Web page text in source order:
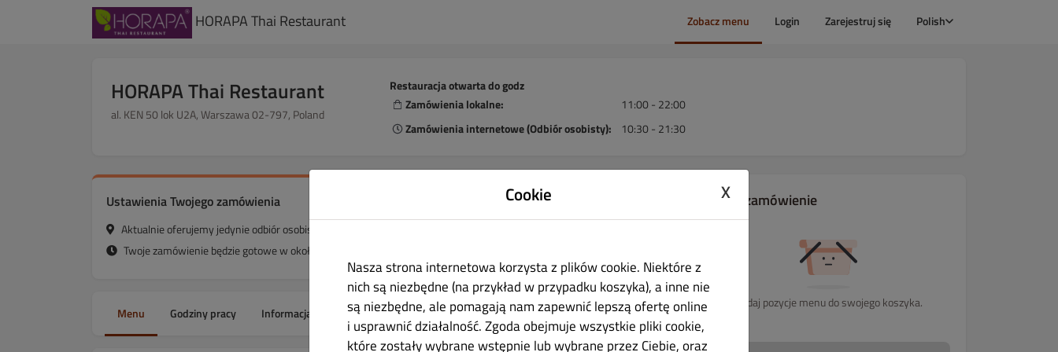
HORAPA Thai Restaurant Zobacz menu Login Zarejestruj się Polish
HORAPA Thai Restaurant
al. KEN 50 lok U2A, Warszawa 02-797, Poland
Restauracja otwarta do godz
Zamówienia lokalne:
11:00 - 22:00
Zamówienia internetowe (Odbiór osobisty):
10:30 - 21:30
Ustawienia Twojego zamówienia
Aktualnie oferujemy jedynie odbiór osobisty.
Twoje zamówienie będzie gotowe w około 30 minut(-y).
Menu Godziny pracy Informacja Alergeny
Twoje zamówienie
Dodaj pozycje menu do swojego koszyka.
Cookie X
Nasza strona internetowa korzysta z plików cookie. Niektóre z
nich są niezbędne (na przykład w przypadku koszyka), a inne nie
są niezbędne, ale pomagają nam zapewnić lepszą ofertę online
i usprawnić działalność. Zgoda obejmuje wszystkie pliki cookie,
które zostały wybrane wstępnie lub wybrane przez Ciebie, oraz